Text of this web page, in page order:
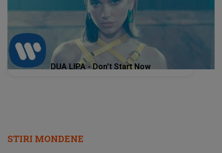
DUA LIPA - Don't Start Now
STIRI MONDENE